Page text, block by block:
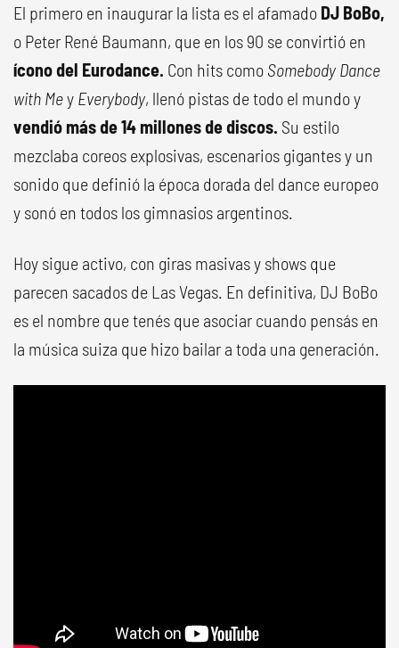
El primero en inaugurar la lista es el afamado DJ BoBo,
o Peter René Baumann, que en los 90 se convirtió en
ícono del Eurodance. Con hits como Somebody Dance
with Mey Everybody, llenó pistas de todo el mundo y
vendió más de 14 millones de discos. Su estilo
mezclaba coreos explosivas, escenarios gigantes y un
sonido que definió la época dorada del dance europeo
y sonó en todos los gimnasios argentinos.
Hoy sigue activo, con giras masivas y shows que
parecen sacados de Las Vegas. En definitiva, DJ BoBo
es el nombre que tenés que asociar cuando pensás en
la música suiza que hizo bailar a toda una generación.